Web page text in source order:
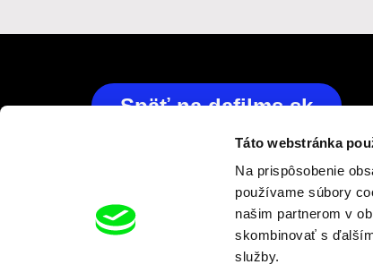
Táto webstránka
Na prispôsobenie
používame súbory
našim partnerom v
skombinovať s
služby.
Späť na dafilms.sk